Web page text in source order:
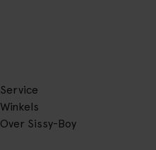
Service
Winkels
Over Sissy-Boy